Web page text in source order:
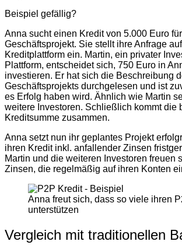
Beispiel gefällig?
Anna sucht einen Kredit von 5.000 Euro
Geschäftsprojekt. Sie stellt ihre Anfrage
Kreditplattform ein. Martin, ein privater
Plattform, entscheidet sich, 750 Euro in
investieren. Er hat sich die Beschreibung
Geschäftsprojekts durchgelesen und ist
es Erfolg haben wird. Ähnlich wie Martin
weitere Investoren. Schließlich kommt die
Kreditsumme zusammen.
Anna setzt nun ihr geplantes Projekt
ihren Kredit inkl. anfallender Zinsen
Martin und die weiteren Investoren freuen
Zinsen, die regelmäßig auf ihren Konten
Anna freut sich, dass so viele ihren
unterstützen
Vergleich mit traditionellen